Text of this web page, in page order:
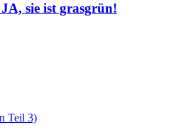
sie ist grasgrün!